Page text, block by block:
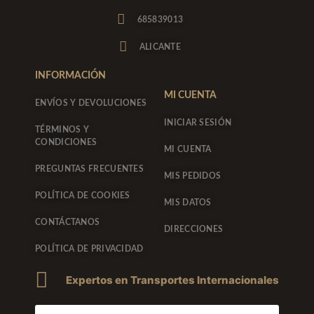
g
r
m
o
o
k
-
685839013
ALICANTE
INFORMACIÓN
ENVÍOS Y DEVOLUCIONES
TÉRMINOS Y
CONDICIONES
PREGUNTAS FRECUENTES
POLÍTICA DE COOKIES
CONTÁCTANOS
POLÍTICA DE PRIVACIDAD
MI CUENTA
INICIAR SESIÓN
MI CUENTA
MIS PEDIDOS
MIS DATOS
DIRECCIONES
Expertos en Transportes Internacionales